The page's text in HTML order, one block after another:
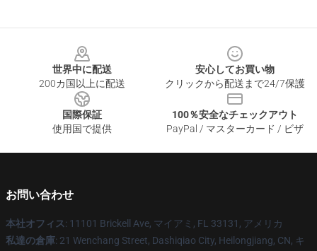
世界中に配送
200カ国以上に配送
安心してお買い物
クリックから配送まで24/7保護
国際保証
使用国で提供
100％安全なチェックアウト
PayPal / マスターカード / ビザ
お問い合わせ
本社オフィス: 11101 Brickell Ave, マイアミ, FL 33131, アメリカ
私達の倉庫: 21 Wenchang Street, Dashiqiao City, Heilongjiang, CN, キ